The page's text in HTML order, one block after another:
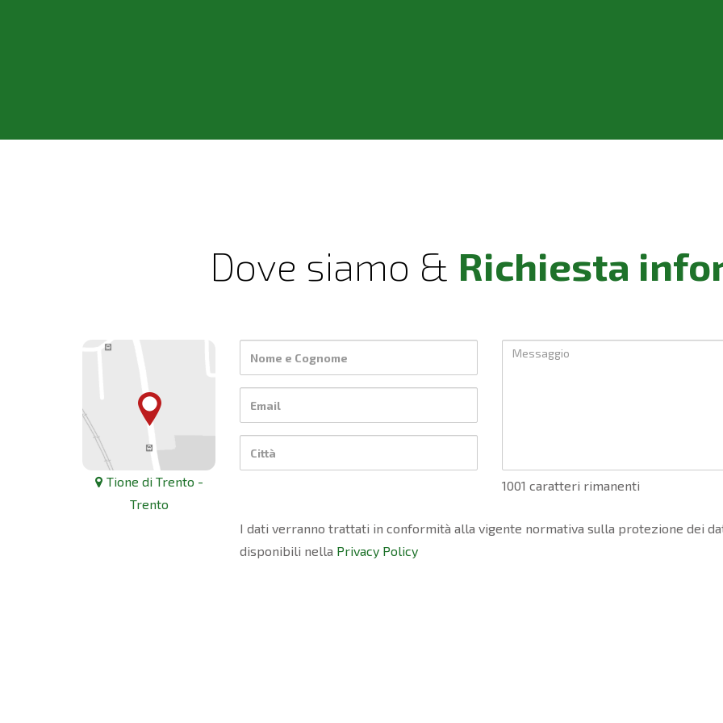
Dove siamo & Richiesta
Tione di Trento -
Trento
1001 caratteri rimanenti
I dati verranno trattati in conformità alla vigente normativa sulla protezione dei
disponibili nella Privacy Policy